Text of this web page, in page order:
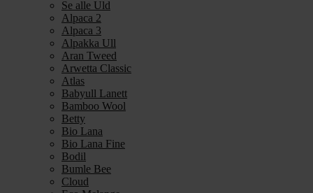
Se alle Uld
Alpaca 2
Alpaca 3
Alpakka Ull
Aran Tweed
Arwetta Classic
Atlas
Babyull Lanett
Bamboo Wool
Betty
Bio Lana
Bio Lana Fine
Bodil
Bumle Bee
Cloud